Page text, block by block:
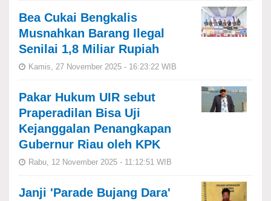
Bea Cukai Bengkalis
Musnahkan Barang Ilegal
Senilai 1,8 Miliar Rupiah
Kamis, 27 November 2025 - 16:23:22 WIB
Pakar Hukum UIR sebut
Praperadilan Bisa Uji
Kejanggalan Penangkapan
Gubernur Riau oleh KPK
Rabu, 12 November 2025 - 11:12:51 WIB
Janji 'Parade Bujang Dara'